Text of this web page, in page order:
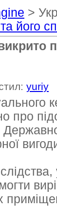
>
його
yuriy
про